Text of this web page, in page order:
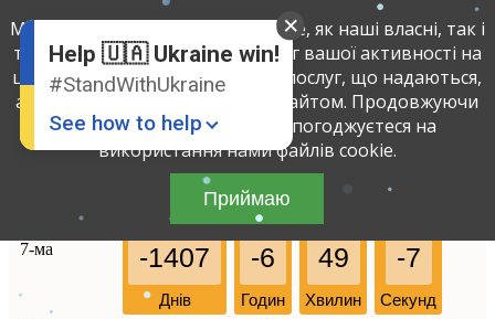
Russian
Ukrainian
-1407
Днів
-6
Годин
49
Хвилин
-7
Секунд
7-ма
Help 🇺🇦 Ukraine win!
#StandWithUkraine
See how to help
Ми використовуємо файли cookie, як наші власні, так і
третіх осіб, щоб визначити обсяг вашої активності на
цьому сайті і поліпшити якість послуг, що надаються,
аналізуючи вашу взаємодію з сайтом. Продовжуючи
використовувати сайт, ви погоджуєтеся на
використання нами файлів cookie.
Приймаю